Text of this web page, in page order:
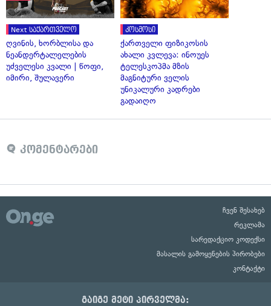
Next საქართველო
ღვინის, ხორბლისა და
ნეანდერტალელების
უძველესი კვალი | წოფი,
იმირი, შულავერი
კოსმოსი
ქართველი ფიზიკოსის
ახალი კვლევა: ინოუეს
ტელესკოპმა მზის
მაგნიტური ველის
უნიკალური კადრები
გადაიღო
კომენტარები
ჩვენ შესახებ
რეკლამა
სარედაქციო კოდექსი
მასალის გამოყენების პირობები
კონტაქტი
გაიგე მეტი პირველმა: